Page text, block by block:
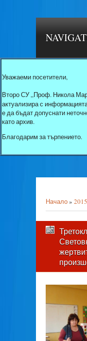
Уважаеми посетители,
Второ СУ „Проф. Никола
актуализира с
е да бъдат допуснати
като архив.
Благодарим за търпението.
Начало» 2015